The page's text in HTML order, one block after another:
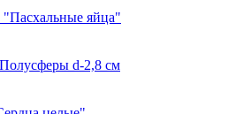
яйца"
d-2,8 см